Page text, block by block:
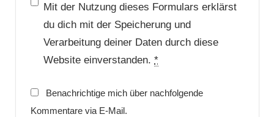
Mit der Nutzung dieses Formulars erklärst
du dich mit der Speicherung und
Verarbeitung deiner Daten durch diese
Website einverstanden. *
Benachrichtige mich über nachfolgende
Kommentare via E-Mail.